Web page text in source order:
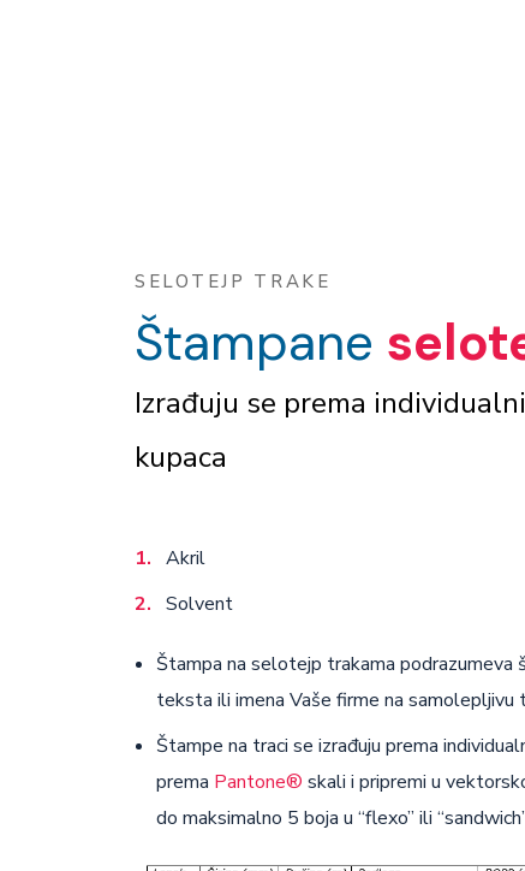
SELOTEJP TRAKE
Štampane
Izrađuju se prema
kupaca
Akril
Solvent
Štampa na selotejp trakama podrazumeva
teksta ili imena Vaše firme na samolepljivu
Štampe na traci se izrađuju prema
prema Pantone® skali i pripremi u
do maksimalno 5 boja u “flexo” ili